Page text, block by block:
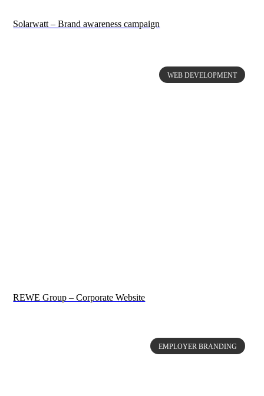
Solarwatt – Brand awareness campaign
WEB DEVELOPMENT
REWE Group – Corporate Website
EMPLOYER BRANDING